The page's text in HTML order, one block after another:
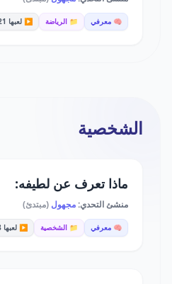
🧠 معرفي 📁 الرياضة ▶️ لعبها 50,421
الشخصية
ماذا تعرف عن لطيفه:
منشئ التحدي:مجهول (مبتدئ)
🧠 معرفي 📁 الشخصية ▶️ لعبها 38